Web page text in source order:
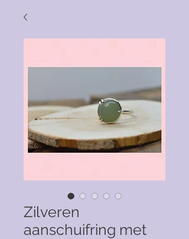
Zilveren
aanschuifring met